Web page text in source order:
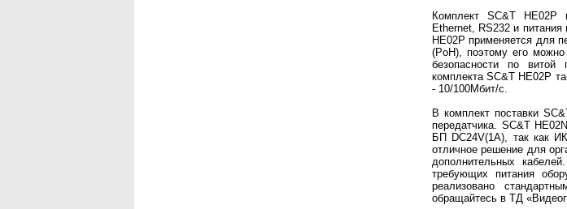
Комплект SC&T HE02P
Ethernet, RS232 и
HE02P применяется для
(PoH), поэтому его можно
безопасности по
комплекта SC&T HE02P
- 10/100Мбит/с.
В комплект поставки
передатчика. SC&T
БП DC24V(1А), так как
отличное решение для
дополнительных
требующих питания
реализовано
обращайтесь в ТД